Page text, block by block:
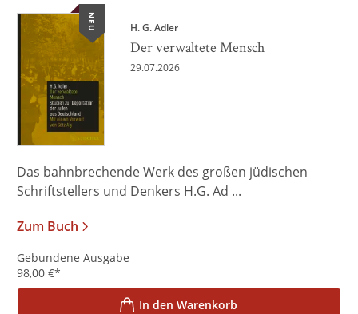
NEU H. G. Adler
Der verwaltete Mensch
29.07.2026
Das bahnbrechende Werk des großen jüdischen
Schriftstellers und Denkers H.G. Ad ...
Zum Buch
Gebundene Ausgabe
98,00 €*
In den Warenkorb